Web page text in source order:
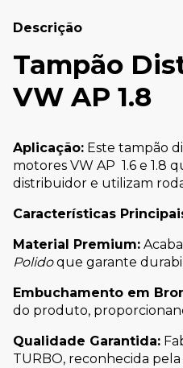
Descrição
Tampão
VW AP 1.8
Aplicação: Este tampão
motores VW AP 1.6 e 1.8
distribuidor e utilizam
Características
Material Premium:
Polidoque garante
Embuchamento em
do produto,
Qualidade Garantida:
TURBO, reconhecida